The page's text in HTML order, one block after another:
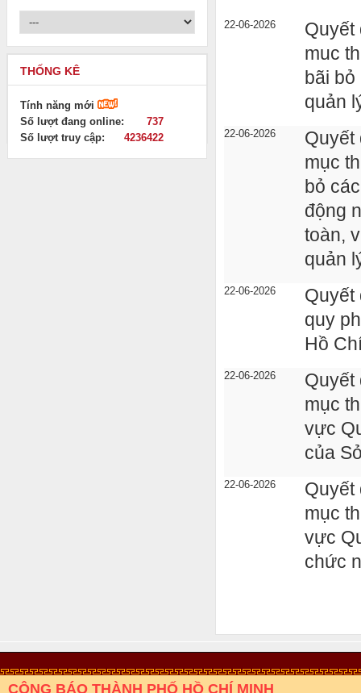
THỐNG KÊ
Tính năng mới
Số lượt đang online:
737
Số lượt truy cập:
4236422
22-06-2026
Quyết
muc
bãi
quản
22-06-2026
Quyết
mục
bỏ
động
toàn,
quản
22-06-2026
Quyết
quy
Hồ
22-06-2026
Quyết
mục
vực
của
22-06-2026
Quyết
mục
vực
chức
CÔNG BÁO THÀNH PHỐ HỒ CHÍ MINH